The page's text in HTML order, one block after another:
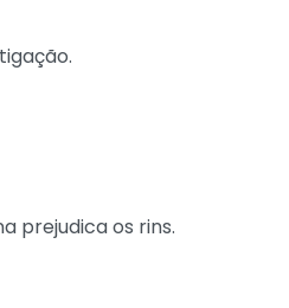
prejudica os rins.